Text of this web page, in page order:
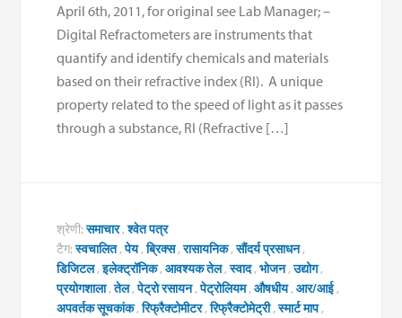
April 6th, 2011, for original see Lab Manager; –
Digital Refractometers are instruments that
quantify and identify chemicals and materials
based on their refractive index (RI). A unique
property related to the speed of light as it passes
through a substance, RI (Refractive […]
श्रेणी:समाचार,श्वेत पत्र
टैग:स्वचालित,पेय,ब्रिक्स,रासायनिक,सौंदर्य प्रसाधन,
डिजिटल,इलेक्ट्रॉनिक,आवश्यक तेल,स्वाद,भोजन,उद्योग,
प्रयोगशाला,तेल,पेट्रो रसायन,पेट्रोलियम,औषधीय,आर/आई,
अपवर्तक सूचकांक,रिफ्रैक्टोमीटर,रिफ्रैक्टोमेट्री,स्मार्ट माप,